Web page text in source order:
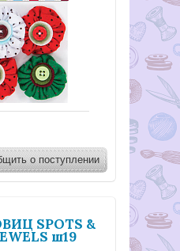
о поступлении
SPOTS &
ш19